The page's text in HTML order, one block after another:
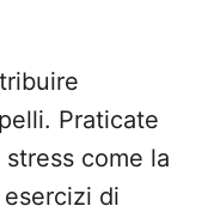
Praticate
come la
di